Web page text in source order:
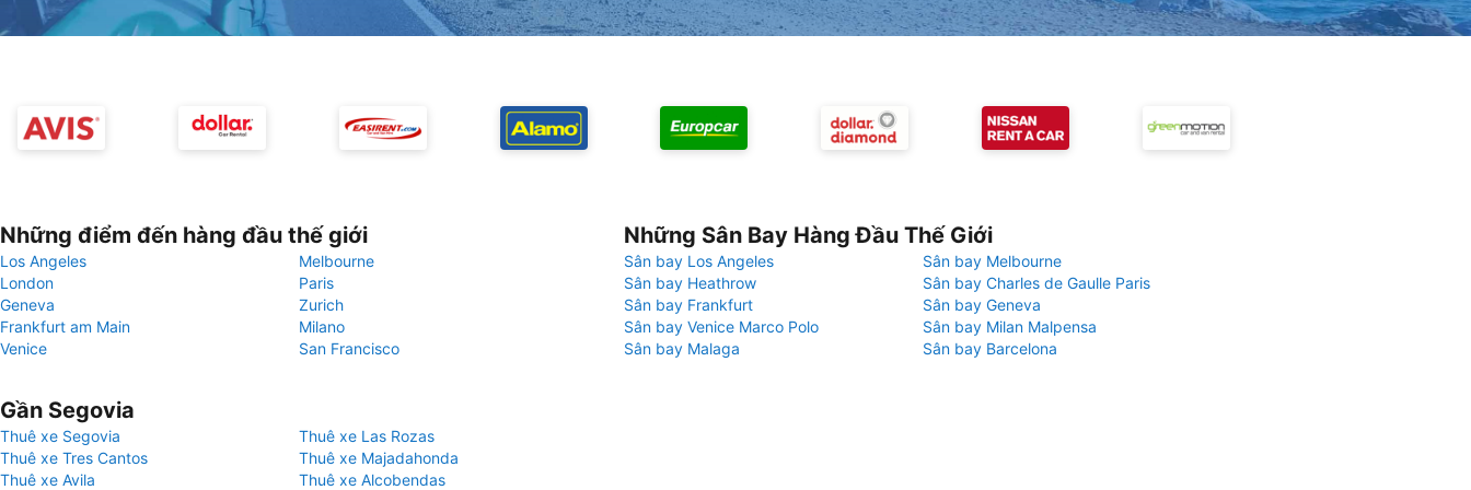
Những điểm đến hàng đầu thế giới
Los Angeles
Melbourne
London
Paris
Geneva
Zurich
Frankfurt am Main
Milano
Venice
San Francisco
Những Sân Bay Hàng Đầu Thế Giới
Sân bay Los Angeles
Sân bay Melbourne
Sân bay Heathrow
Sân bay Charles de Gaulle Paris
Sân bay Frankfurt
Sân bay Geneva
Sân bay Venice Marco Polo
Sân bay Milan Malpensa
Sân bay Malaga
Sân bay Barcelona
Gần Segovia
Thuê xe Segovia
Thuê xe Las Rozas
Thuê xe Tres Cantos
Thuê xe Majadahonda
Thuê xe Avila
Thuê xe Alcobendas